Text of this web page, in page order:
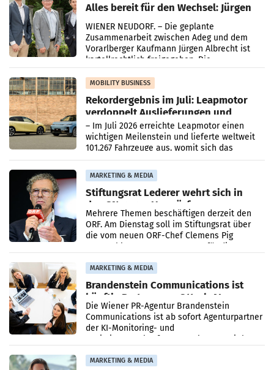
Alles bereit für den Wechsel: Jürgen
Albrecht setzt ab 1.1.2027 auf Adeg
WIENER NEUDORF. – Die geplante
Zusammenarbeit zwischen Adeg und dem
Vorarlberger Kaufmann Jürgen Albrecht ist
kartellrechtlich freigegeben: Die
Bundeswettbewerbsbehörde und der
Bundeskartellanwalt
MOBILITY BUSINESS
Rekordergebnis im Juli: Leapmotor
verdoppelt Auslieferungen und
überschreitet die 100.000er-Marke
– Im Juli 2026 erreichte Leapmotor einen
wichtigen Meilenstein und lieferte weltweit
101.267 Fahrzeuge aus, womit sich das
Ergebnis gegenüber Juli 2025 mehr als
verdoppelte (+102
MARKETING & MEDIA
Stiftungsrat Lederer wehrt sich in
den SN gegen Vorwürfe
Mehrere Themen beschäftigen derzeit den
ORF. Am Dienstag soll im Stiftungsrat über
die vom neuen ORF-Chef Clemens Pig
vorgeschlagenen Besetzungen für die
MARKETING & MEDIA
Brandenstein Communications ist
künftig Partner von OtterlyAI
Die Wiener PR-Agentur Brandenstein
Communications ist ab sofort Agenturpartner
der KI-Monitoring- und
Optimierungsplattform OtterlyAI. Damit baut
MARKETING & MEDIA